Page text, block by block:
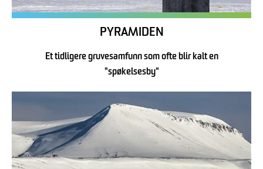
PYRAMIDEN
Et tidligere gruvesamfunn som ofte blir kalt en
"spøkelsesby"